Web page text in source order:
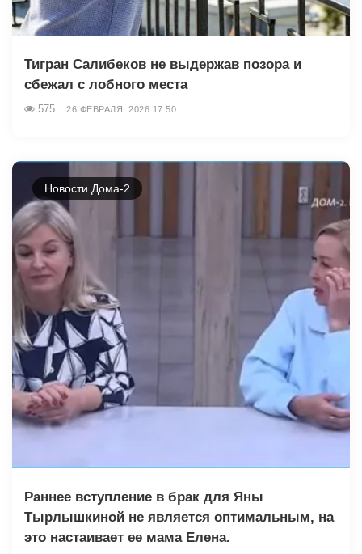
Тигран Салибеков не выдержав позора и
сбежал с лобного места
575 26 ФЕВРАЛЯ, 2026 17:50
Новости Дома-2
Раннее вступление в брак для Яны
Тырлышкиной не является оптимальным, на
это настаивает ее мама Елена.